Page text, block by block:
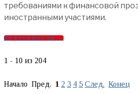
требованиями к финансовой
иностранными участиями.
ПОДРОБНОСТИ →
1 - 10 из 204
Начало Пред. 1 2 3 4 5 След. Конец